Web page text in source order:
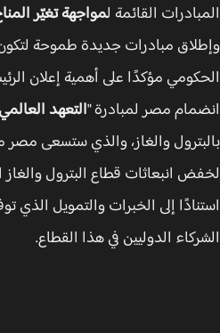
القائمة لمواجهة تغيّر المناخ
مبادرات جديدة طموحة لتكون
مؤكدًا على أهمية إعلان
مصر لمبادرة "التعهد العالمي
والغاز، والذي ستسعى مصر من
انبعاثات قطاع البترول والغاز
إلى الخبرات والتمويل الذي
الدوليين في هذا القطاع.